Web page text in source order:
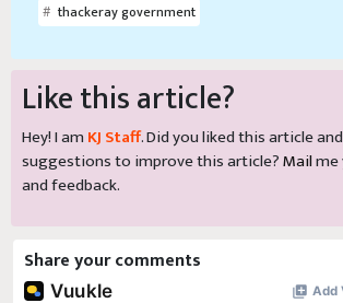
thackeray government
Like this article?
Hey! I am KJ Staff. Did you liked this article
suggestions to improve this article?Mail
and feedback.
Share your comments